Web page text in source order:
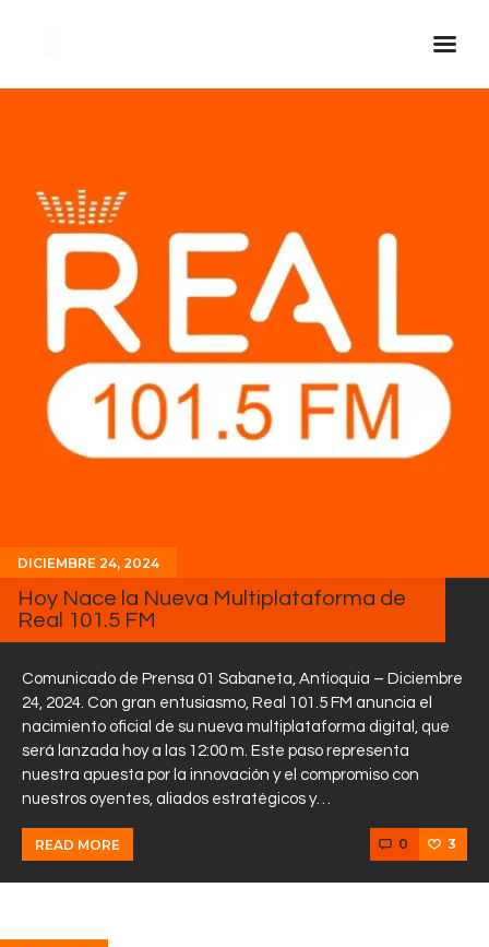
En Vivo
Descarga La APP
Programas
Noticias
Equipo
Sobre Nosotros
Contactos
DICIEMBRE 24, 2024
Hoy Nace la Nueva Multiplataforma de
Real 101.5 FM
Comunicado de Prensa 01 Sabaneta, Antioquia – Diciembre
24, 2024. Con gran entusiasmo, Real 101.5 FM anuncia el
nacimiento oficial de su nueva multiplataforma digital, que
será lanzada hoy a las 12:00 m. Este paso representa
nuestra apuesta por la innovación y el compromiso con
nuestros oyentes, aliados estratégicos y…
READ MORE 0 3